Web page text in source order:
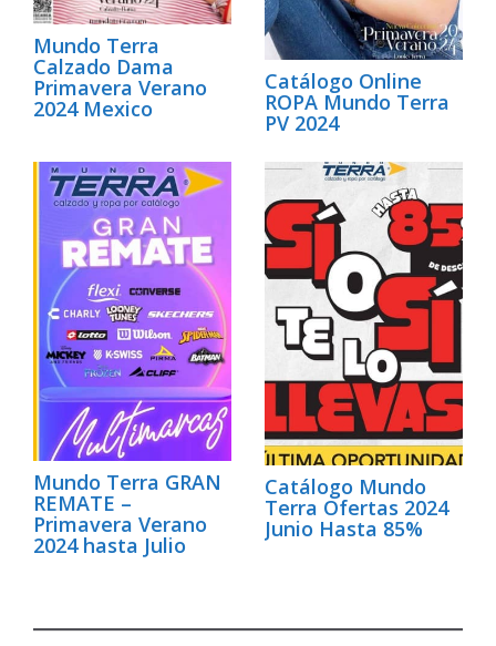
Mundo Terra
Calzado Dama
Primavera Verano
2024 Mexico
Catálogo Online
ROPA Mundo Terra
PV 2024
Mundo Terra GRAN
REMATE –
Primavera Verano
2024 hasta Julio
Catálogo Mundo
Terra Ofertas 2024
Junio Hasta 85%